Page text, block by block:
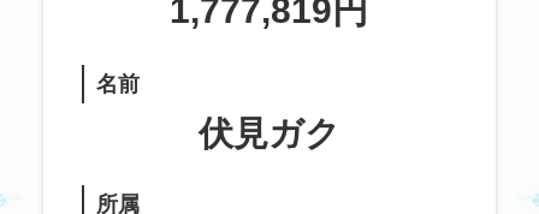
1,777,819円
名前
伏見ガク
所属